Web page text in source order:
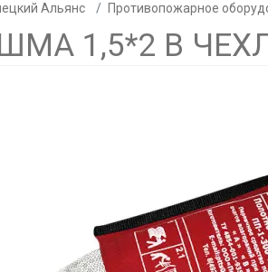
Альянс Противопожарное
1,5*2 В